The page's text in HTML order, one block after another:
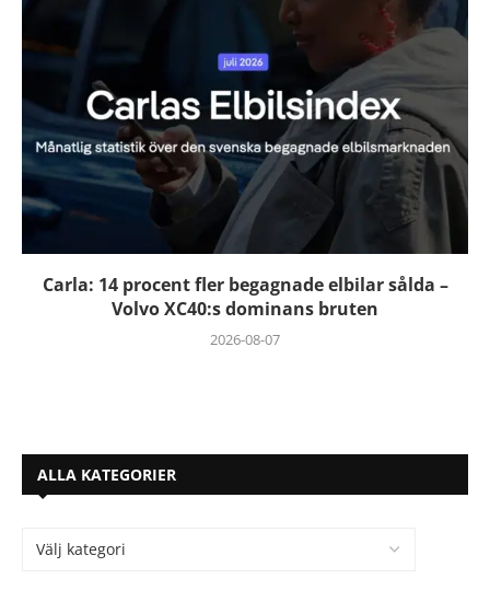
Carla: 14 procent fler begagnade elbilar sålda –
Volvo XC40:s dominans bruten
2026-08-07
ALLA KATEGORIER